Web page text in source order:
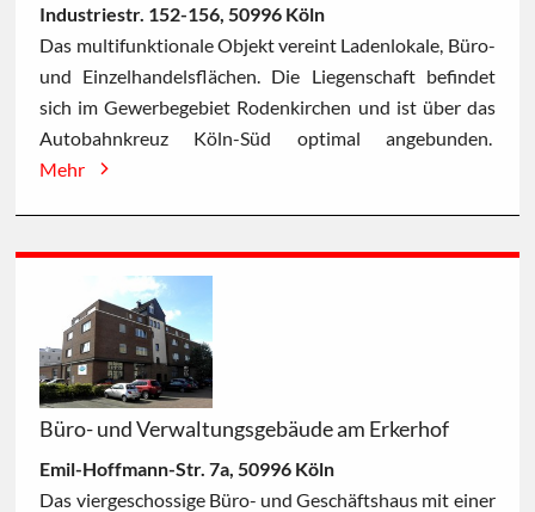
Industriestr. 152-156, 50996 Köln
Das multifunktionale Objekt vereint Ladenlokale, Büro-
und Einzelhandelsflächen. Die Liegenschaft befindet
sich im Gewerbegebiet Rodenkirchen und ist über das
Autobahnkreuz Köln-Süd optimal angebunden.
Mehr
Büro- und Verwaltungsgebäude am Erkerhof
Emil-Hoffmann-Str. 7a, 50996 Köln
Das viergeschossige Büro- und Geschäftshaus mit einer